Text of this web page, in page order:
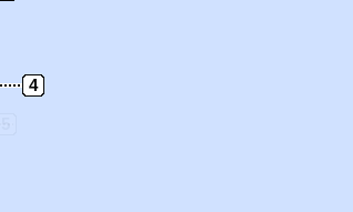
4